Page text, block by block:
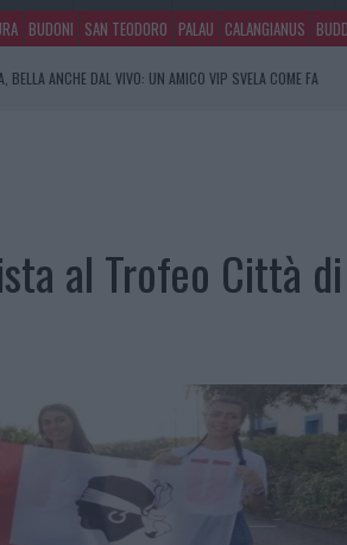
BUDONI SAN TEODORO PALAU CALANGIANUS
BELLA ANCHE DAL VIVO: UN AMICO VIP SVELA COME FA
al Trofeo Città di